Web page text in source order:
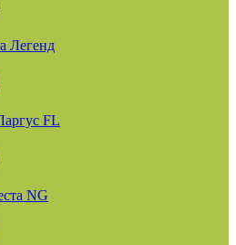
Легенд
FL
NG